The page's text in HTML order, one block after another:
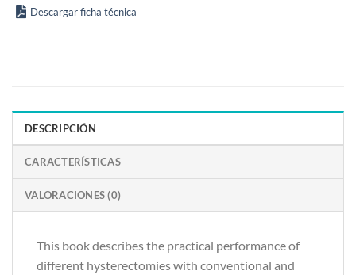
Descargar ficha técnica
DESCRIPCIÓN
CARACTERÍSTICAS
VALORACIONES (0)
This book describes the practical performance of
different hysterectomies with conventional and